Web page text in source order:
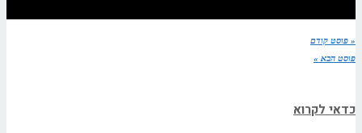
« פוסט קודם
פוסט הבא »
כדאי לקרוא